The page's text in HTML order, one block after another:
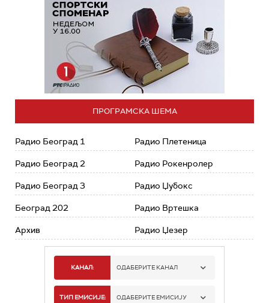
ПРОГРАМСКА ШЕМА
Радио Београд 1
Радио Београд 2
Радио Београд 3
Београд 202
Архив
Радио Плетеница
Радио Рокенролер
Радио Џубокс
Радио Вртешка
Радио Џезер
КАНАЛ: ОДАБЕРИТЕ КАНАЛ
РАДИО БЕОГРАД 1
ТИП ЕМИСИЈЕ: ОДАБЕРИТЕ ЕМИСИЈУ